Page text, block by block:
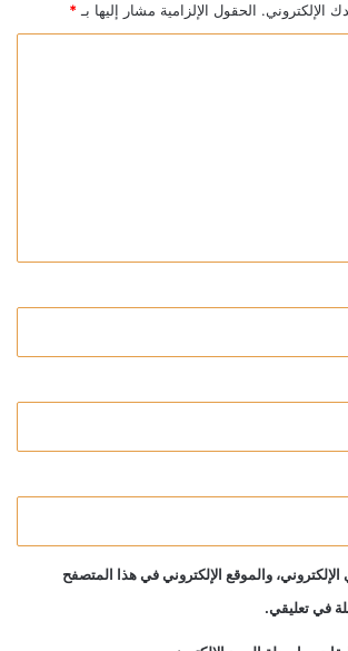
الإلكتروني. الحقول الإلزامية مشار إليها بـ *
والموقع الإلكتروني في هذا المتصفح
في تعليقي.